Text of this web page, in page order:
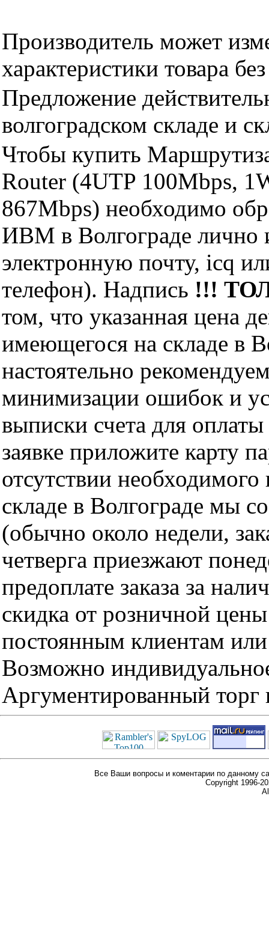
Производитель может
характеристики товара
Предложение
волгоградском складе и
Чтобы купить
Router (4UTP 100Mbps,
867Mbps) необходимо
ИВМ в Волгограде лично
электронную почту, icq
телефон). Надпись !!!
том, что указанная цена
имеющегося на складе в
настоятельно
минимизации ошибок и
выписки счета для
заявке приложите карту
отсутствии
складе в Волгограде мы
(обычно около недели,
четверга приезжают
предоплате заказа за
скидка от розничной
постоянным клиентам
Возможно
Аргументированный торг
Все Ваши вопросы и коментарии по данному
Copyright 1996-